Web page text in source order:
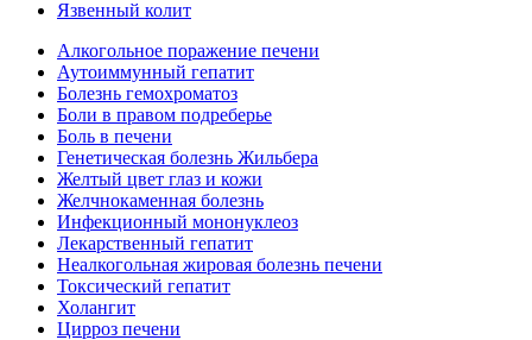
Язвенный колит
Алкогольное поражение печени
Аутоиммунный гепатит
Болезнь гемохроматоз
Боли в правом подреберье
Боль в печени
Генетическая болезнь Жильбера
Желтый цвет глаз и кожи
Желчнокаменная болезнь
Инфекционный мононуклеоз
Лекарственный гепатит
Неалкогольная жировая болезнь печени
Токсический гепатит
Холангит
Цирроз печени